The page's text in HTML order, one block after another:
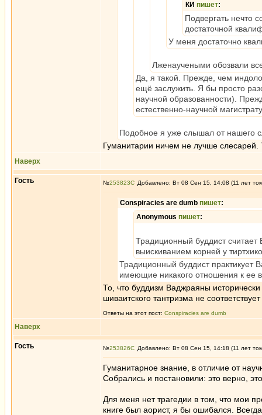
КИ пишет:
Подвергать нечто
достаточной
У меня достаточно
Лженаучеными обозвали
Да, я такой. Прежде, чем
ещё заслужить. Я бы просто
научной образованности).
естественно-научной
Подобное я уже слышал от нашего
Гуманитарии ничем не лучше слесарей.
Наверх
Гость №253823 Добавлено: Вт 08 Сен 15, 14:08 (11 лет
Conspiracies are dumb пишет:
Anonymous пишет:
Традиционный буддист
выискиванием корней у
Традиционный буддист
имеющие никакого отношения к ее
То, что буддизм Ваджраяны
шиваитского тантризма не
Ответы на этот пост: Conspiracies are dumb
Наверх
Гость №253826 Добавлено: Вт 08 Сен 15, 14:18 (11 лет
Гуманитарное знание, в отличие от
Собрались и постановили: это верно,
Для меня нет трагедии в том, что мои
книге был аорист, я бы ошибался.